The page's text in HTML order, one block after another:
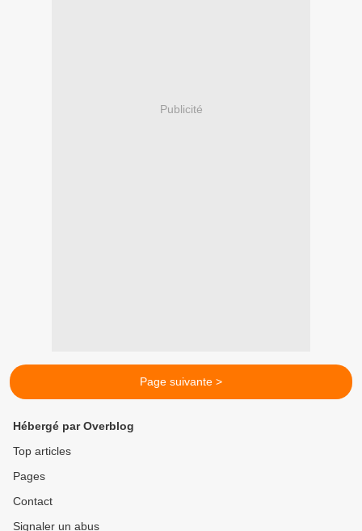
Publicité
Page suivante >
Hébergé par Overblog
Top articles
Pages
Contact
Signaler un abus